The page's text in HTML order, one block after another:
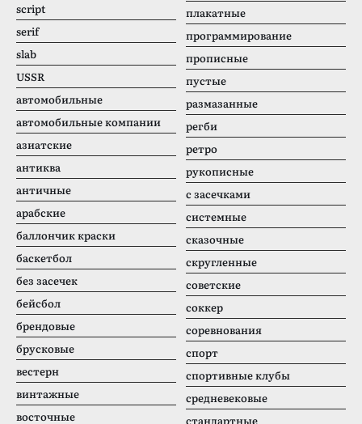
script
serif
slab
USSR
автомобильные
автомобильные компании
азиатские
антиква
античные
арабские
баллончик краски
баскетбол
без засечек
бейсбол
брендовые
брусковые
вестерн
винтажные
восточные
плакатные
программирование
прописные
пустые
размазанные
регби
ретро
рукописные
с засечками
системные
сказочные
скругленные
советские
соккер
соревнования
спорт
спортивные клубы
средневековые
стандартные